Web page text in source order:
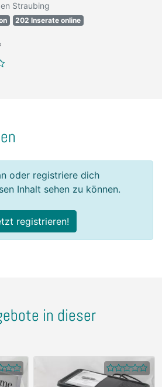
Straubing
202 Inserate online
oder registriere dich
Inhalt sehen zu können.
registrieren!
in dieser